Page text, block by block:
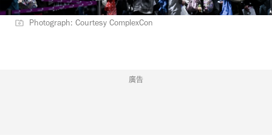
Photograph: Courtesy ComplexCon
廣告